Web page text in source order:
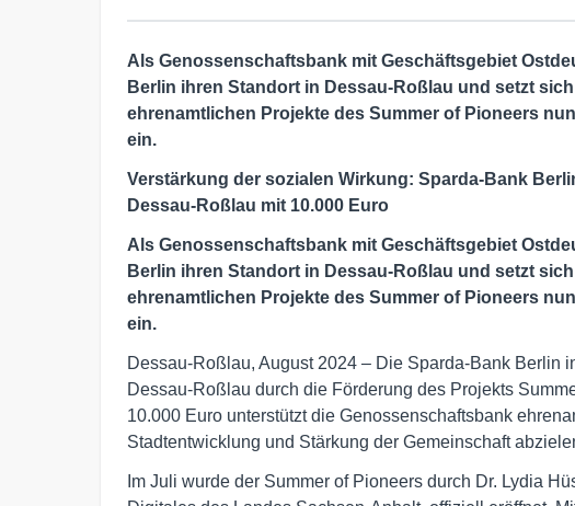
Als Genossenschaftsbank mit Geschäftsgebiet
Berlin ihren Standort in Dessau-Roßlau und setzt
ehrenamtlichen Projekte des Summer of Pioneers
ein.
Verstärkung der sozialen Wirkung: Sparda-Bank
Dessau-Roßlau mit 10.000 Euro
Als Genossenschaftsbank mit Geschäftsgebiet
Berlin ihren Standort in Dessau-Roßlau und setzt
ehrenamtlichen Projekte des Summer of Pioneers
ein.
Dessau-Roßlau, August 2024 – Die Sparda-Bank Berlin
Dessau-Roßlau durch die Förderung des Projekts
10.000 Euro unterstützt die Genossenschaftsbank
Stadtentwicklung und Stärkung der Gemeinschaft
Im Juli wurde der Summer of Pioneers durch Dr. Lydia